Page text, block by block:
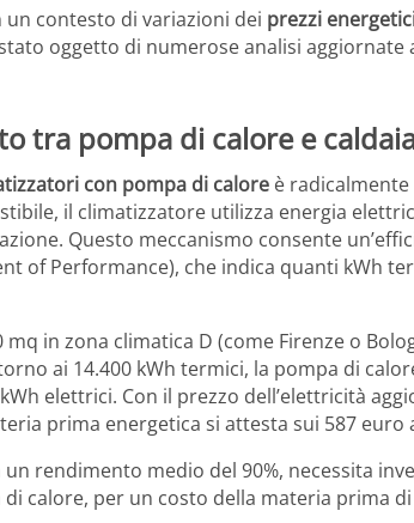
contesto di variazioni dei prezzi
oggetto di numerose analisi aggiornate
tra pompa di calore e
con pompa di calore è
il climatizzatore utilizza energia
Questo meccanismo consente
of Performance), che indica quanti kWh
in zona climatica D (come Firenze o
ai 14.400 kWh termici, la pompa di
elettrici. Con il prezzo dell’elettricità
prima energetica si attesta sui 587 euro
rendimento medio del 90%, necessita
calore, per un costo della materia prima di